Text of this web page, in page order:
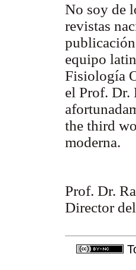
No soy de
revistas
equipo
Fisiología
el Prof. Dr.
the third
moderna.
Prof. Dr.
Director